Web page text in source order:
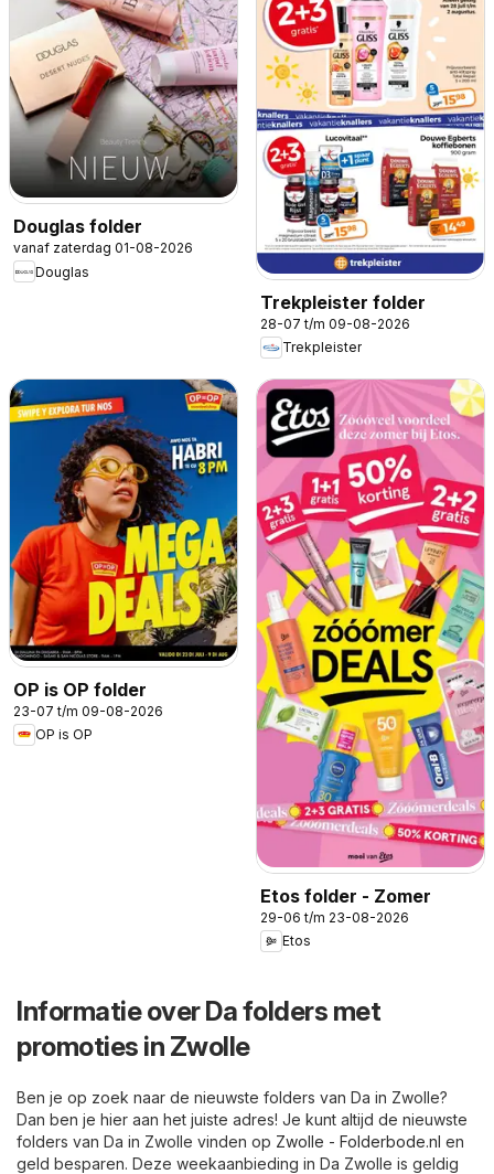
Douglas folder
vanaf zaterdag 01-08-2026
Douglas
Trekpleister folder
28-07 t/m 09-08-2026
Trekpleister
OP is OP folder
23-07 t/m 09-08-2026
OP is OP
Etos folder - Zomer
29-06 t/m 23-08-2026
Etos
Informatie over Da folders met
promoties in Zwolle
Ben je op zoek naar de nieuwste folders van Da in Zwolle?
Dan ben je hier aan het juiste adres! Je kunt altijd de nieuwste
folders van Da in Zwolle vinden op Zwolle - Folderbode.nl en
geld besparen. Deze weekaanbieding in Da Zwolle is geldig